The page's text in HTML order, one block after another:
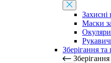
Маски
Окуляри
Зберігання та